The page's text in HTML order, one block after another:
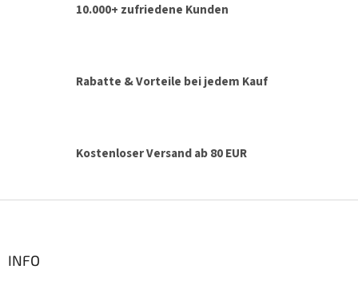
e
e
e
r
10.000+ zufriedene Kunden
Rabatte & Vorteile bei jedem Kauf
Kostenloser Versand ab 80 EUR
INFO